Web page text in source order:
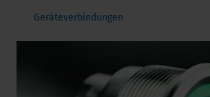
Geräteverbindungen